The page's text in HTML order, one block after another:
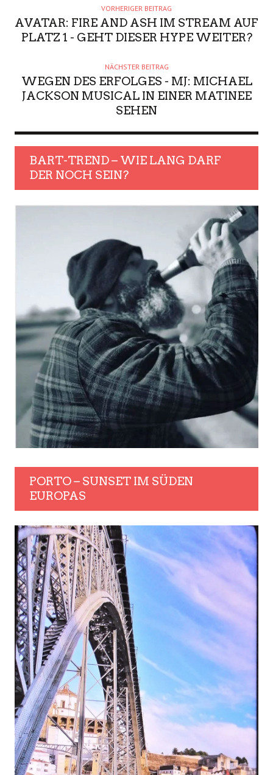
VORHERIGER BEITRAG
AVATAR: FIRE AND ASH IM STREAM AUF
PLATZ 1 - GEHT DIESER HYPE WEITER?
NÄCHSTER BEITRAG
WEGEN DES ERFOLGES - MJ: MICHAEL
JACKSON MUSICAL IN EINER MATINEE
SEHEN
BART-TREND – WIE LANG DARF
DER NOCH SEIN?
PORTO – SUNSET IM SÜDEN
EUROPAS